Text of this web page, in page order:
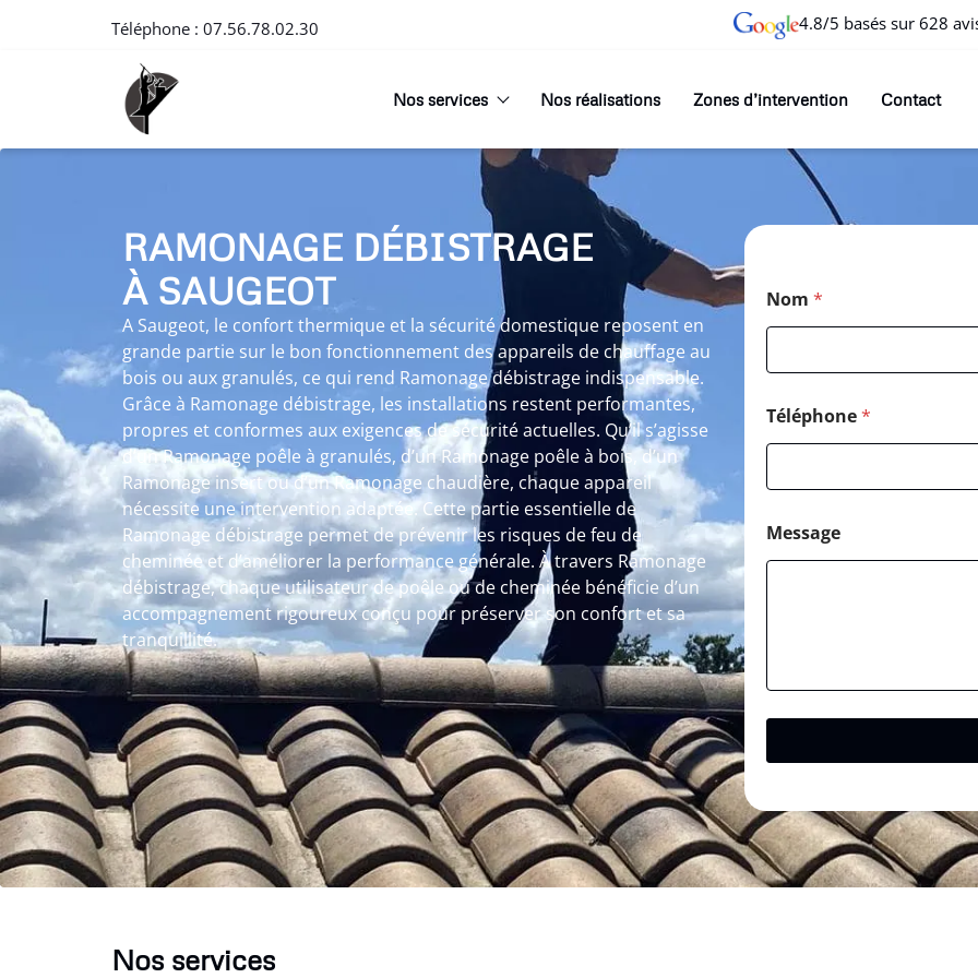
Téléphone : 07.56.78.02.30 4.8/5 basés sur 628
Nos services Nos réalisations Zones d’intervention Contact
RAMONAGE DÉBISTRAGE
À SAUGEOT
A Saugeot, le confort thermique et la sécurité domestique reposent en
grande partie sur le bon fonctionnement des appareils de chauffage au
bois ou aux granulés, ce qui rend Ramonage débistrage indispensable.
Grâce à Ramonage débistrage, les installations restent performantes,
propres et conformes aux exigences de sécurité actuelles. Qu’il s’agisse
d’un Ramonage poêle à granulés, d’un Ramonage poêle à bois, d’un
Ramonage insert ou d’un Ramonage chaudière, chaque appareil
nécessite une intervention adaptée. Cette partie essentielle de
Ramonage débistrage permet de prévenir les risques de feu de
cheminée et d’améliorer la performance générale. À travers Ramonage
débistrage, chaque utilisateur de poêle ou de cheminée bénéficie d’un
accompagnement rigoureux conçu pour préserver son confort et sa
tranquillité.
Nom *
Téléphone*
Message
Nos services